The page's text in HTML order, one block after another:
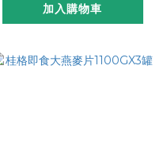
加入購物車